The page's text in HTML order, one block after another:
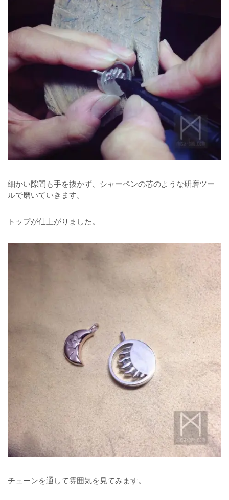
細かい隙間も手を抜かず、シャーペンの芯のような研磨ツー
ルで磨いていきます。
トップが仕上がりました。
チェーンを通して雰囲気を見てみます。